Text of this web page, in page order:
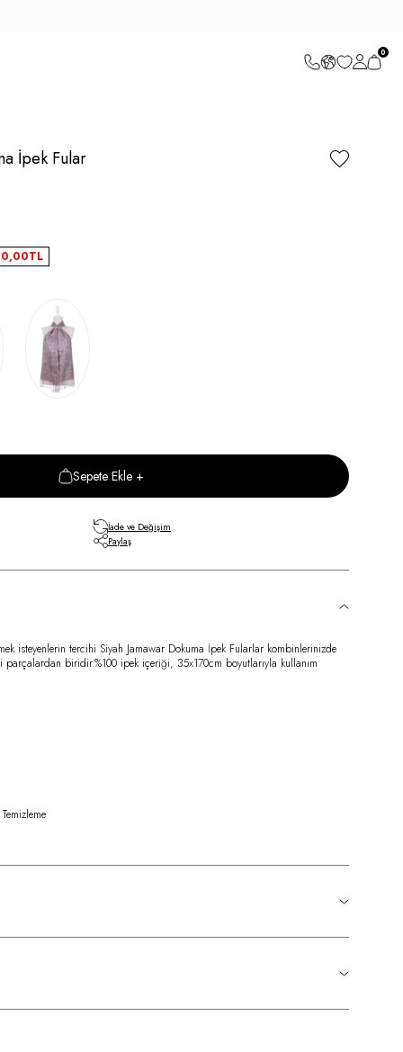
0
İpek Fular
TL
Sepete Ekle +
İade ve Değişim
Paylaş
isteyenlerin tercihi Siyah Jamawar Dokuma İpek Fularlar kombinlerinizde
parçalardan biridir.%100 ipek içeriği, 35x170cm boyutlarıyla kullanım